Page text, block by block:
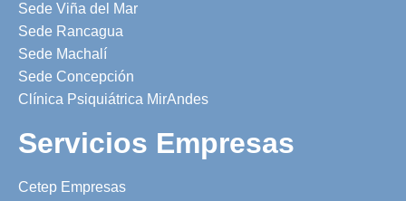
Sede Viña del Mar
Sede Rancagua
Sede Machalí
Sede Concepción
Clínica Psiquiátrica MirAndes
Servicios Empresas
Cetep Empresas